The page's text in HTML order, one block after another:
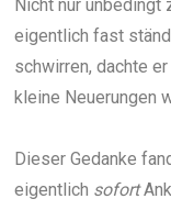
Nicht nur unbedingt
eigentlich fast
schwirren, dachte
kleine Neuerungen
Dieser Gedanke
eigentlich sofort